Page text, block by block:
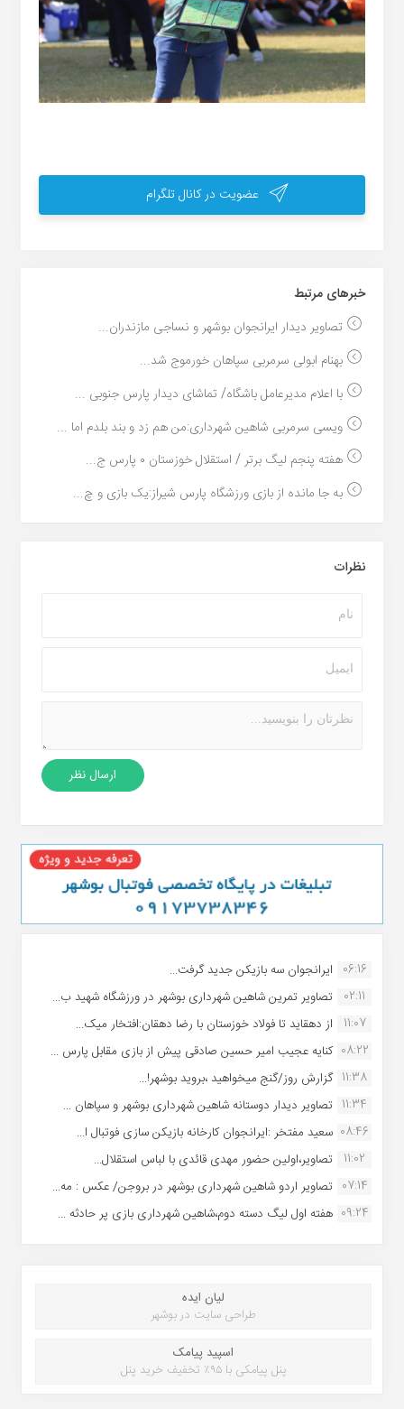
عضویت در کانال تلگرام
خبر‌های مرتبط
تصاویر دیدار ایرانجوان بوشهر و نساجى مازندران...
بهنام ابولی سرمربی سپاهان خورموج شد...
با اعلام مدیرعامل باشگاه/ تماشای دیدار پارس جنوبی ...
ویسی سرمربی شاهین شهرداری:من هم زد و بند بلدم اما ...
هفته پنجم لیگ برتر / استقلال خوزستان ۰ پارس ج...
به جا مانده از بازی ورزشگاه پارس شیراز:یک بازی و چ...
نظرات
06:16 ایرانجوان سه بازیکن جدید گرفت...
02:11
تصاویر تمرین شاهین شهردارى بوشهر در ورزشگاه شهید ب...
11:07
از دهقاید تا فولاد خوزستان با رضا دهقان:افتخار میک...
08:22 کنایه عجیب امیر حسین صادقی پیش از بازی مقابل پارس ...
11:38 گزارش روز/گنج میخواهید ،بروید بوشهر!...
11:34 تصاویر دیدار دوستانه شاهین شهردارى بوشهر و سپاهان ...
08:46 سعید مفتخر :ایرانجوان کارخانه بازیکن سازی فوتبال ا...
11:02
تصاویر،اولین حضور مهدی قائدی با لباس استقلال...
07:14 تصاویر اردو شاهین شهرداری بوشهر در بروجن/ عکس : مه...
09:24 هفته اول لیگ دسته دوم،شاهین شهرداری بازی پر حادثه ...
لیان ایده
طراحی سایت در بوشهر
اسپید پیامک
پنل پیامکی با ۹۵٪ تخفیف خرید پنل